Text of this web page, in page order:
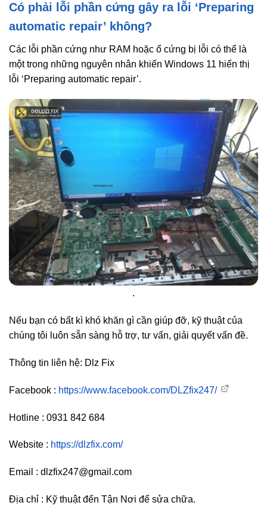
Có phải lỗi phần cứng gây ra lỗi ‘Preparing
automatic repair’ không?
Các lỗi phần cứng như RAM hoặc ổ cứng bị lỗi có thể là
một trong những nguyên nhân khiến Windows 11 hiển thị
lỗi ‘Preparing automatic repair’.
.
Nếu bạn có bất kì khó khăn gì cần giúp đỡ, kỹ thuật của
chúng tôi luôn sẵn sàng hỗ trợ, tư vấn, giải quyết vấn đề.
Thông tin liên hệ: Dlz Fix
Facebook : https://www.facebook.com/DLZfix247/
Hotline : 0931 842 684
Website : https://dlzfix.com/
Email : dlzfix247@gmail.com
Địa chỉ : Kỹ thuật đến Tận Nơi để sửa chữa.